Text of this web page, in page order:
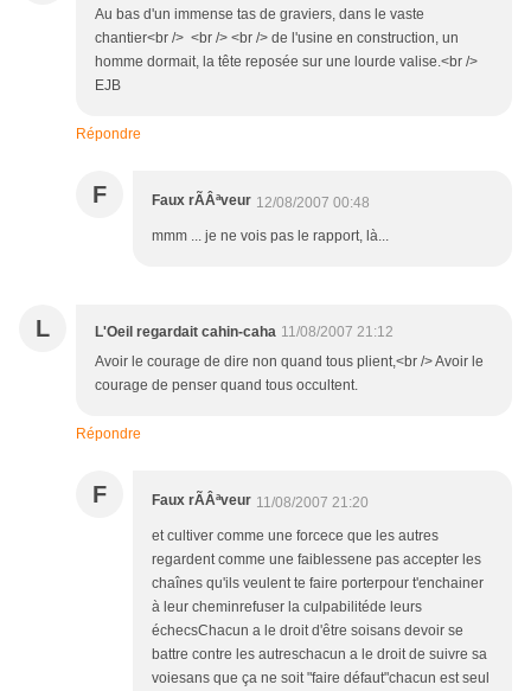
Au bas d'un immense tas de graviers, dans le vaste
chantier<br /> <br /> <br /> de l'usine en construction, un
homme dormait, la tête reposée sur une lourde valise.<br />
EJB
Répondre
F Faux rÃÂªveur 12/08/2007 00:48
mmm ... je ne vois pas le rapport, là...
L L'Oeil regardait cahin-caha 11/08/2007 21:12
Avoir le courage de dire non quand tous plient,<br /> Avoir le
courage de penser quand tous occultent.
Répondre
F Faux rÃÂªveur 11/08/2007 21:20
et cultiver comme une forcece que les autres
regardent comme une faiblessene pas accepter les
chaînes qu'ils veulent te faire porterpour t'enchainer
à leur cheminrefuser la culpabilitéde leurs
échecsChacun a le droit d'être soisans devoir se
battre contre les autreschacun a le droit de suivre sa
voiesans que ça ne soit "faire défaut"chacun est seul